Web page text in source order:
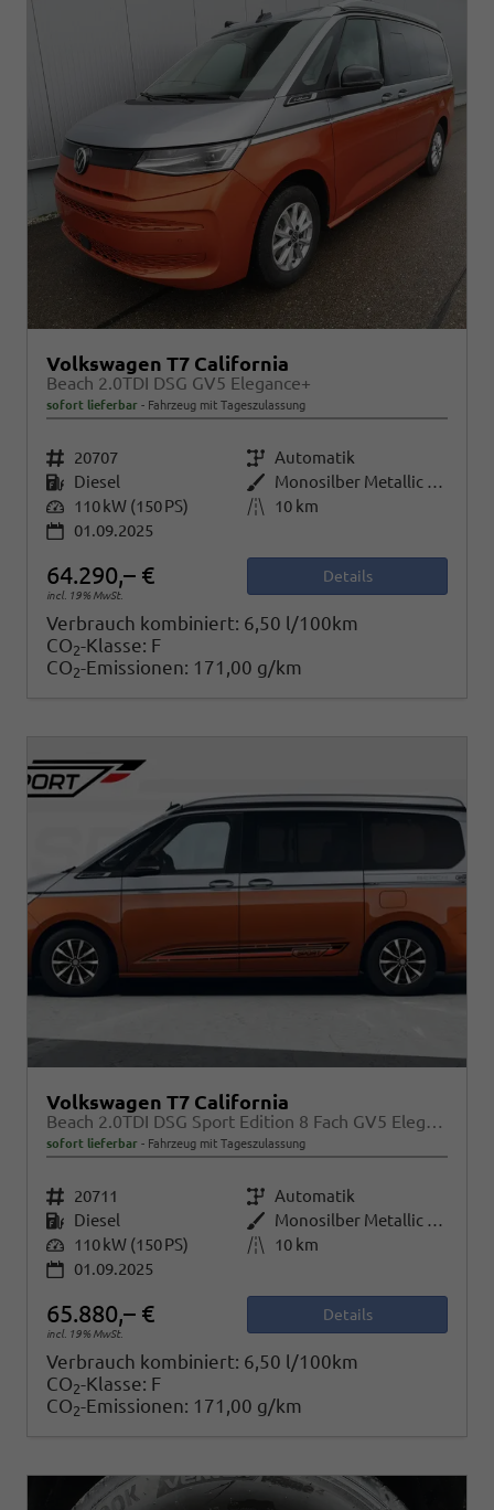
Volkswagen T7 California
Beach 2.0TDI DSG GV5 Elegance+
sofort lieferbar Fahrzeug mit Tageszulassung
Fahrzeugnr. 20707 Getriebe Automatik
Kraftstoff Diesel Außenfarbe
Monosilber Metallic / Energeticorange Metallic
Leistung 110 kW (150 PS) Kilometerstand
10 km
01.09.2025
64.290,– €
incl. 19% MwSt.
Details
Verbrauch kombiniert: 6,50 l/100km
CO2-Klasse: F
CO2-Emissionen: 171,00 g/km
Volkswagen T7 California
Beach 2.0TDI DSG Sport Edition 8 Fach GV5 Elegance+
sofort lieferbar Fahrzeug mit Tageszulassung
Fahrzeugnr. 20711 Getriebe Automatik
Kraftstoff Diesel Außenfarbe
Monosilber Metallic / Energeticorange Metallic
Leistung 110 kW (150 PS) Kilometerstand
10 km
01.09.2025
65.880,– €
incl. 19% MwSt.
Details
Verbrauch kombiniert: 6,50 l/100km
CO2-Klasse: F
CO2-Emissionen: 171,00 g/km